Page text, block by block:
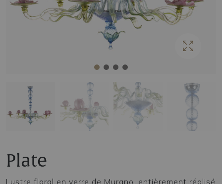
Plate
Lustre floral en verre de Murano, entièrement réalisé